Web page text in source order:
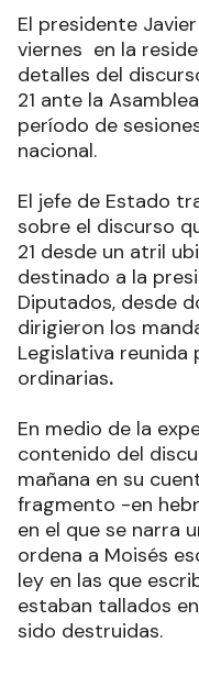
El presidente
viernes en la
detalles del
21 ante la
período de
nacional.
El jefe de Estado
sobre el discurso
21 desde un atril
destinado a la
Diputados, desde
dirigieron los
Legislativa reunida
ordinarias.
En medio de la
contenido del
mañana en su
fragmento -en
en el que se narra
ordena a Moisés
ley en las que
estaban tallados
sido destruidas.